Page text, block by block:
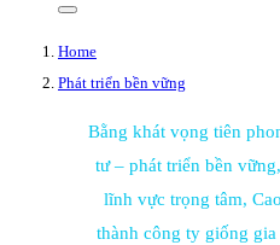
Home
Phát triển bền vững
Bằng khát vọng tiên
tư – phát triển bền
lĩnh vực trọng tâm,
thành công ty giống